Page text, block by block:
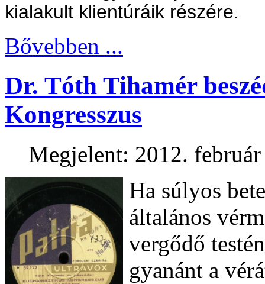
kialakult klientúráik részére.
Bővebben ...
Dr. Tóth Tihamér
Kongresszus
Megjelent: 2012.
Ha súlyos
általános
vergődő
gyanánt a